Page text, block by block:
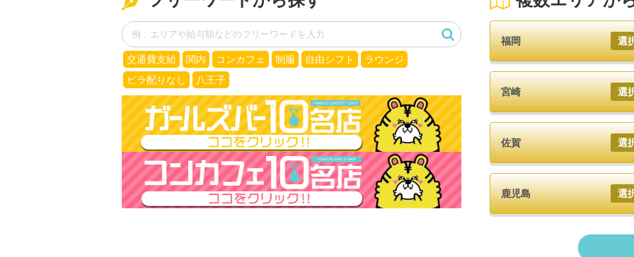
交通費支給 関内 コンカフェ 制服 自由シフト
ラウンジ
ビラ配りなし
八王子
福岡 選
宮崎 選
佐賀 選
鹿児島 選